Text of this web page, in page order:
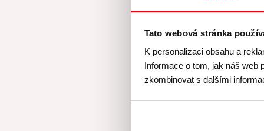
Tato webová stránka
K personalizaci obsahu a
Informace o tom, jak náš web
zkombinovat s dalšímiSkvělá